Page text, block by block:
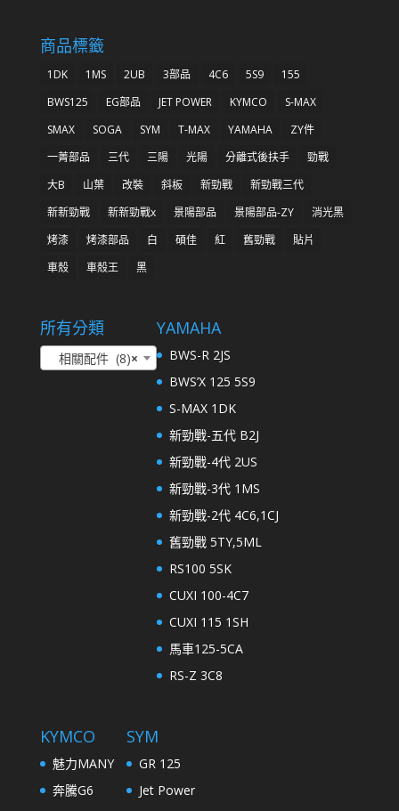
商品標籤
1DK 1MS 2UB 3部品 4C6 5S9
155
BWS125
EG部品 JET POWER KYMCO
S-MAX
SMAX
SOGA SYM T-MAX YAMAHA
ZY件
一菁部品
三代 三陽 光陽 分離式後扶手
勁戰
大B
山葉 改裝 斜板 新勁戰
新勁戰三代
新新勁戰
新新勁戰x 景陽部品 景陽部品-ZY
消光黑
烤漆
烤漆部品 白 碩佳 紅 舊勁戰
貼片
車殼
車殼王 黑
所有分類
×
相關配件 (8)
YAMAHA
BWS-R 2JS
BWS’X 125 5S9
S-MAX 1DK
新勁戰-五代 B2J
新勁戰-4代 2US
新勁戰-3代 1MS
新勁戰-2代 4C6,1CJ
舊勁戰 5TY,5ML
RS100 5SK
CUXI 100-4C7
CUXI 115 1SH
馬車125-5CA
RS-Z 3C8
KYMCO
魅力MANY
奔騰G6
SYM
GR 125
Jet Power